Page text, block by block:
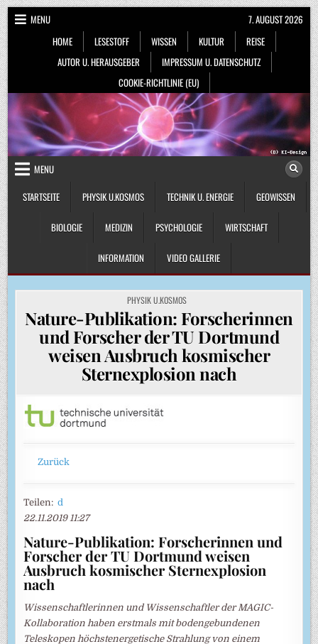
Skip
to
content
MENU
HOME
LESESTOFF WISSEN KULTUR
REISE
AUTOR U. HERAUSGEBER
IMPRESSUM U. DATENSCHUTZ
COOKIE-RICHTLINIE (EU)
7. AUGUST 2026
MENU
STARTSEITE
PHYSIK U.KOSMOS TECHNIK U. ENERGIE GEOWISSEN
BIOLOGIE MEDIZIN PSYCHOLOGIE WIRTSCHAFT
INFORMATION VIDEO GALLERIE
POSTED
IN
PHYSIK U.KOSMOS
Nature-Publikation: Forscherinnen
und Forscher der TU Dortmund
weisen Ausbruch kosmischer
Sternexplosion nach
Zurück
Teilen:d
22.11.2019 11:27
Nature-Publikation: Forscherinnen und
Forscher der TU Dortmund weisen
Ausbruch kosmischer Sternexplosion
nach
Wissenschaftlerinnen und Wissenschaftler der MAGIC-
Kollaboration haben erstmals mit bodengebundenen
Teleskopen höchstenergetische Strahlung von einem